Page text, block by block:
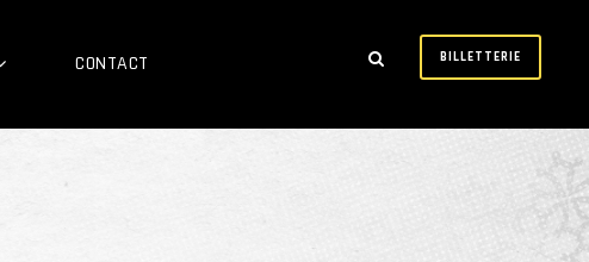
CONTACT BILLETTERIE